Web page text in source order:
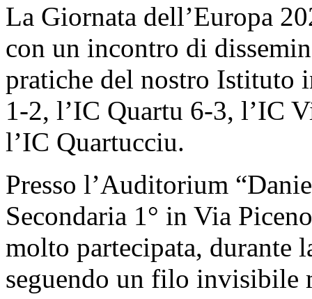
La Giornata dell’Europa
con un incontro di
pratiche del nostro Istituto
1-2, l’IC Quartu 6-3, l’IC
l’IC Quartucciu.
Presso l’Auditorium
Secondaria 1° in Via
molto partecipata, durante
seguendo un filo invisibile